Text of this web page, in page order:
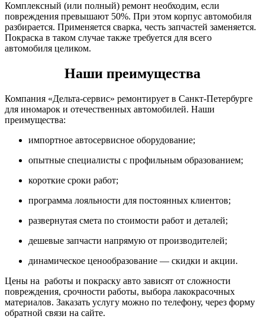
Комплексный (или полный) ремонт необходим, если
повреждения превышают 50%. При этом корпус автомобиля
разбирается. Применяется сварка, честь запчастей заменяется.
Покраска в таком случае также требуется для всего
автомобиля целиком.
Наши преимущества
Компания «Дельта-сервис» ремонтирует в Санкт-Петербурге
для иномарок и отечественных автомобилей. Наши
преимущества:
импортное автосервисное оборудование;
опытные специалисты с профильным образованием;
короткие сроки работ;
программа лояльности для постоянных клиентов;
развернутая смета по стоимости работ и деталей;
дешевые запчасти напрямую от производителей;
динамическое ценообразование — скидки и акции.
Цены на работы и покраску авто зависят от сложности
повреждения, срочности работы, выбора лакокрасочных
материалов. Заказать услугу можно по телефону, через форму
обратной связи на сайте.